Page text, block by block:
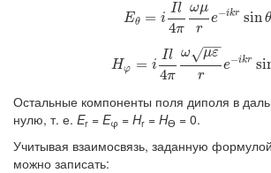
Eθ = i
Il
4π
ωμ
r
e−ikr sinθ
Eθ= iIl4πωμre−ikrsinθ
Hφ = i
Il
4π
ω με
−−
√
r
e−ikr
(2.19) H φ= Il4πωμε −ik sin
Остальные компоненты поля диполя в
нулю, т. е. Er = Eφ = Hr = Hϴ = 0.
Учитывая взаимосвязь, заданную
можно записать: